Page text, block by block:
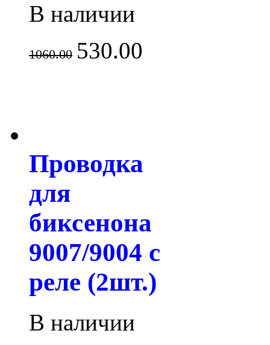
В наличии
1060.00 530.00
Проводка
для
биксенона
9007/9004 с
реле (2шт.)
В наличии